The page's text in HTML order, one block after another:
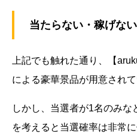
当たらない・稼げな
上記でも触れた通り、【
による豪華景品が用意されて
しかし、当選者が1名のみ
を考えると当選確率は非常